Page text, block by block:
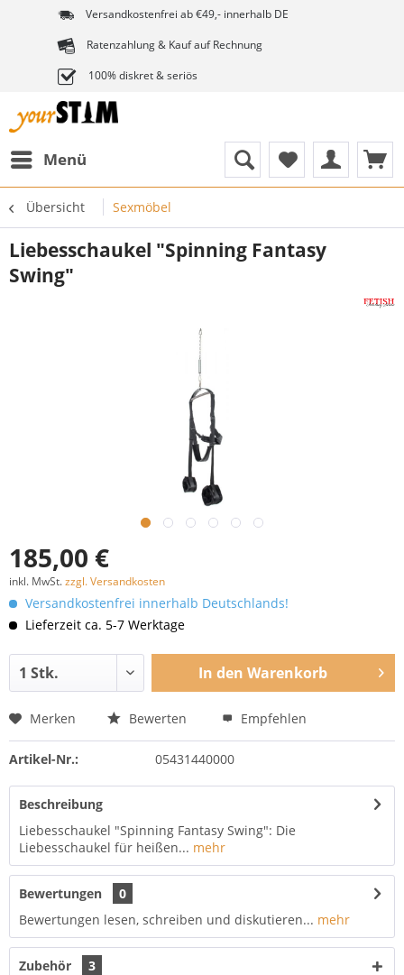
Versandkostenfrei ab €49,- innerhalb DE
Ratenzahlung & Kauf auf Rechnung
100% diskret & seriös
Menü
Übersicht Sexmöbel
Liebesschaukel "Spinning Fantasy
Swing"
185,00 €
inkl. MwSt.zzgl. Versandkosten
Versandkostenfrei innerhalb Deutschlands!
Lieferzeit ca. 5-7 Werktage
In den Warenkorb
Merken Bewerten Empfehlen
Artikel-Nr.: 05431440000
Beschreibung
Liebesschaukel "Spinning Fantasy Swing": Die
Liebesschaukel für heißen... mehr
Bewertungen
0
Bewertungen lesen, schreiben und diskutieren... mehr
Zubehör 3